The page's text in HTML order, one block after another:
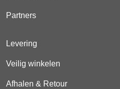
Partners
Levering
Veilig winkelen
Afhalen & Retour